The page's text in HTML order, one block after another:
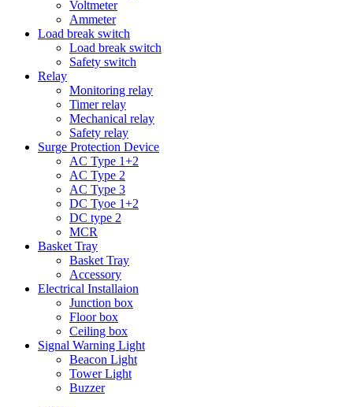
Voltmeter
Ammeter
Load break switch
Load break switch
Safety switch
Relay
Monitoring relay
Timer relay
Mechanical relay
Safety relay
Surge Protection Device
AC Type 1+2
AC Type 2
AC Type 3
DC Tyoe 1+2
DC type 2
MCR
Basket Tray
Basket Tray
Accessory
Electrical Installaion
Junction box
Floor box
Ceiling box
Signal Warning Light
Beacon Light
Tower Light
Buzzer